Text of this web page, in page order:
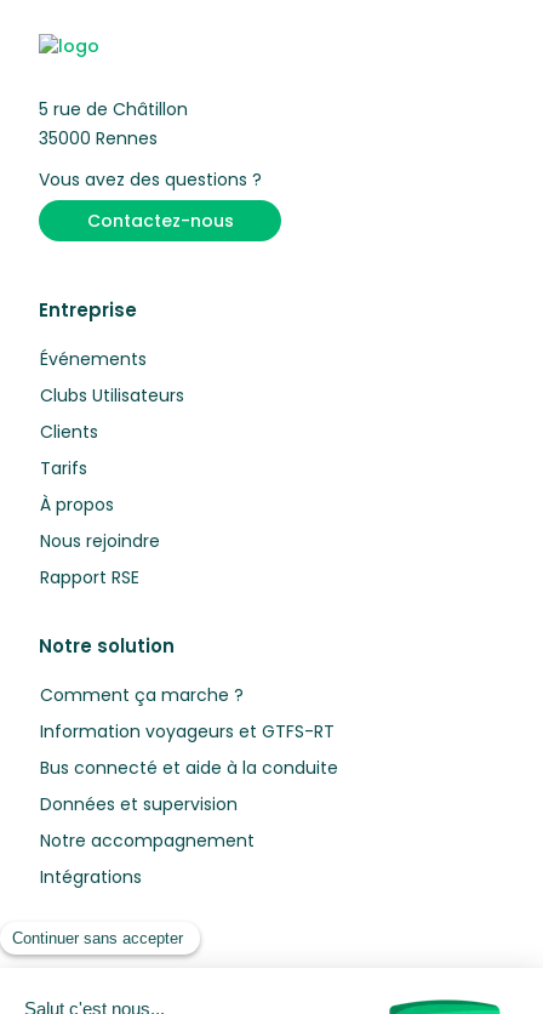
5 rue de Châtillon
35000 Rennes
Vous avez des questions ?
Contactez-nous
Entreprise
Événements
Clubs Utilisateurs
Clients
Tarifs
À propos
Nous rejoindre
Rapport RSE
Notre solution
Comment ça marche ?
Information voyageurs et GTFS-RT
Bus connecté et aide à la conduite
Données et supervision
Notre accompagnement
Intégrations
Ressources